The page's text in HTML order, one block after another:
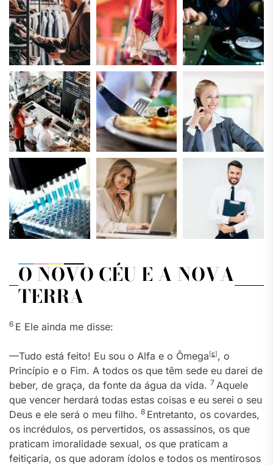
O NOVO CÉU E A NOVA
TERRA
6 E Ele ainda me disse:
—Tudo está feito! Eu sou o Alfa e o Ômega[c], o
Princípio e o Fim. A todos os que têm sede eu darei de
beber, de graça, da fonte da água da vida. 7 Aquele
que vencer herdará todas estas coisas e eu serei o seu
Deus e ele será o meu filho. 8 Entretanto, os covardes,
os incrédulos, os pervertidos, os assassinos, os que
praticam imoralidade sexual, os que praticam a
feitiçaria, os que adoram ídolos e todos os mentirosos